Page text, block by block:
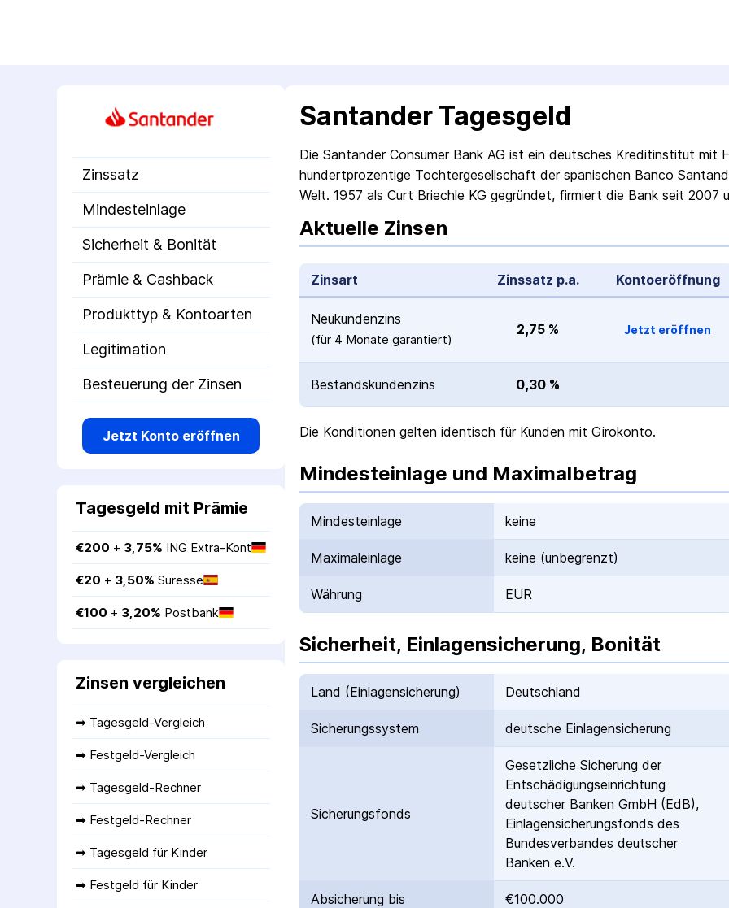
Zinssatz
Mindesteinlage
Sicherheit & Bonität
Prämie & Cashback
Produkttyp & Kontoarten
Legitimation
Besteuerung der Zinsen
Jetzt Konto eröffnen
Tagesgeld mit Prämie
€200 + 3,75% ING Extra-Kont
€20 + 3,50% Suresse
€100 + 3,20% Postbank
Zinsen vergleichen
➡ Tagesgeld-Vergleich
➡ Festgeld-Vergleich
➡ Tagesgeld-Rechner
➡ Festgeld-Rechner
➡ Tagesgeld für Kinder
➡ Festgeld für Kinder
Santander Tagesgeld
Die Santander Consumer Bank AG ist ein deutsches Kredit­institut mit
hundertprozentige Tochter­gesellschaft der spanischen Banco
Welt. 1957 als Curt Briechle KG gegründet, firmiert die Bank seit 2007
Aktuelle Zinsen
Zinsart Zinssatz p.a. Konto­eröffnung
Neukunden­zins
(für 4 Monate garantiert)
2,75 % Jetzt eröffnen
Bestands­kunden­zins 0,30 %
Die Konditionen gelten identisch für Kunden mit Girokonto.
Mindesteinlage und Maximalbetrag
Mindesteinlage keine
Maximaleinlage keine (unbegrenzt)
Währung EUR
Sicherheit, Einlagensicherung, Bonität
Land (Einlagen­sicherung) Deutschland
Sicherungs­system deutsche Einlagen­sicherung
Sicherungs­fonds
Gesetzliche Sicherung der
Entschädigungs­einrichtung
deutscher Banken GmbH (EdB),
Einlagen­sicherungs­fonds des
Bundes­verbandes deutscher
Banken e.V.
Absicherung bis €100.000